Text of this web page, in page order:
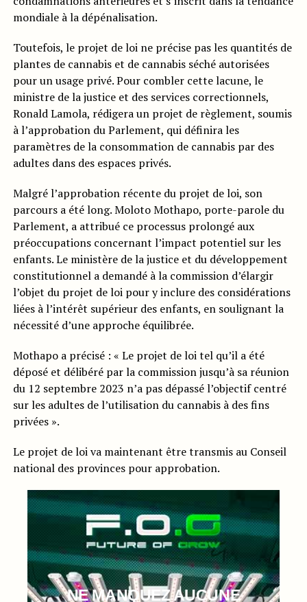
mondiale à la dépénalisation.
Toutefois, le projet de loi ne précise pas les quantités de
plantes de cannabis et de cannabis séché autorisées
pour un usage privé. Pour combler cette lacune, le
ministre de la justice et des services correctionnels,
Ronald Lamola, rédigera un projet de règlement, soumis
à l’approbation du Parlement, qui définira les
paramètres de la consommation de cannabis par des
adultes dans des espaces privés.
Malgré l’approbation récente du projet de loi, son
parcours a été long. Moloto Mothapo, porte-parole du
Parlement, a attribué ce processus prolongé aux
préoccupations concernant l’impact potentiel sur les
enfants. Le ministère de la justice et du développement
constitutionnel a demandé à la commission d’élargir
l’objet du projet de loi pour y inclure des considérations
liées à l’intérêt supérieur des enfants, en soulignant la
nécessité d’une approche équilibrée.
Mothapo a précisé : « Le projet de loi tel qu’il a été
déposé et délibéré par la commission jusqu’à sa réunion
du 12 septembre 2023 n’a pas dépassé l’objectif centré
sur les adultes de l’utilisation du cannabis à des fins
privées ».
Le projet de loi va maintenant être transmis au Conseil
national des provinces pour approbation.
NE MANQUEZ AUCUNE